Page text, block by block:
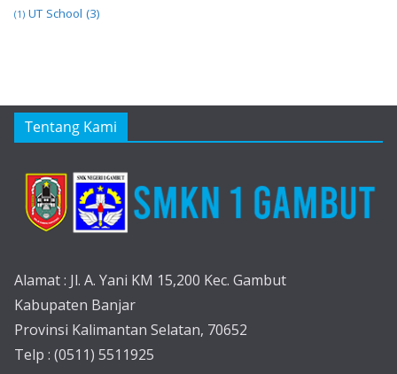
(1) UT School (3)
Tentang Kami
Alamat : Jl. A. Yani KM 15,200 Kec. Gambut
Kabupaten Banjar
Provinsi Kalimantan Selatan, 70652
Telp : (0511) 5511925